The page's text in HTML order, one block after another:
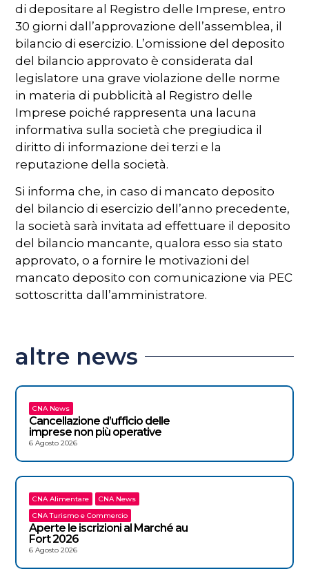
di depositare al Registro delle Imprese, entro
30 giorni dall’approvazione dell’assemblea, il
bilancio di esercizio. L’omissione del deposito
del bilancio approvato è considerata dal
legislatore una grave violazione delle norme
in materia di pubblicità al Registro delle
Imprese poiché rappresenta una lacuna
informativa sulla società che pregiudica il
diritto di informazione dei terzi e la
reputazione della società.
Si informa che, in caso di mancato deposito
del bilancio di esercizio dell’anno precedente,
la società sarà invitata ad effettuare il deposito
del bilancio mancante, qualora esso sia stato
approvato, o a fornire le motivazioni del
mancato deposito con comunicazione via PEC
sottoscritta dall’amministratore.
altre news
CNA News
Cancellazione d’ufficio delle
imprese non più operative
6 Agosto 2026
CNA Alimentare
CNA News
CNA Turismo e Commercio
Aperte le iscrizioni al Marché au
Fort 2026
6 Agosto 2026